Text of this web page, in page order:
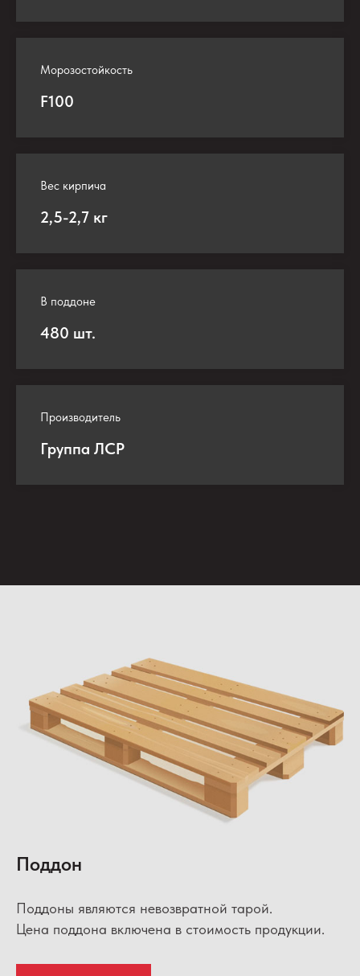
Морозостойкость
F100
Вес кирпича
2,5-2,7 кг
В поддоне
480 шт.
Производитель
Группа ЛСР
Поддон
Поддоны являются невозвратной тарой.
Цена поддона включена в стоимость продукции.